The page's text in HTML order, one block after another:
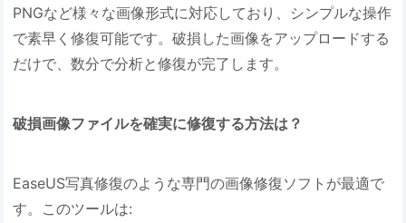
PNGなど様々な画像形式に対応しており、シンプルな操作
で素早く修復可能です。破損した画像をアップロードする
だけで、数分で分析と修復が完了します。
破損画像ファイルを確実に修復する方法は？
EaseUS写真修復のような専門の画像修復ソフトが最適で
す。このツールは: